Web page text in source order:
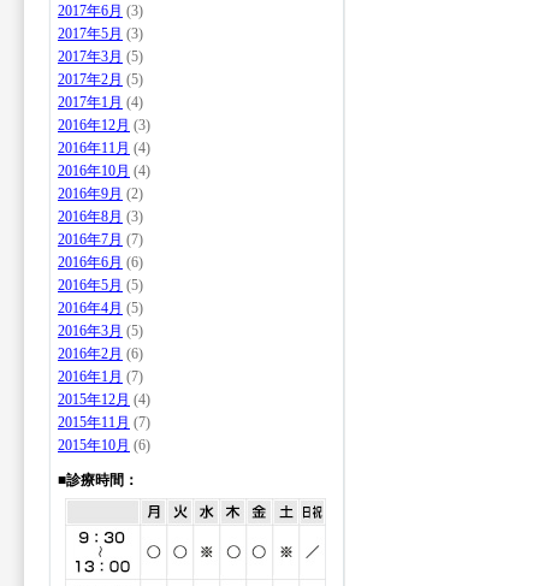
2017年6月 (3)
2017年5月 (3)
2017年3月 (5)
2017年2月 (5)
2017年1月 (4)
2016年12月 (3)
2016年11月 (4)
2016年10月 (4)
2016年9月 (2)
2016年8月 (3)
2016年7月 (7)
2016年6月 (6)
2016年5月 (5)
2016年4月 (5)
2016年3月 (5)
2016年2月 (6)
2016年1月 (7)
2015年12月 (4)
2015年11月 (7)
2015年10月 (6)
■診療時間：